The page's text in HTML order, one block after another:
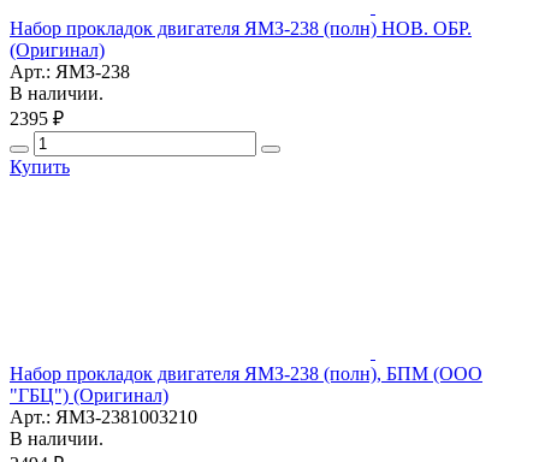
Набор прокладок двигателя ЯМЗ-238 (полн) НОВ. ОБР.
(Оригинал)
Арт.: ЯМЗ-238
В наличии.
2395 ₽
Купить
Набор прокладок двигателя ЯМЗ-238 (полн), БПМ (ООО
"ГБЦ") (Оригинал)
Арт.: ЯМЗ-2381003210
В наличии.